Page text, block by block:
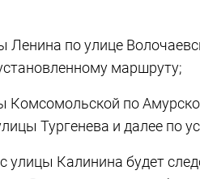
Ленина по улице
маршруту;
Комсомольской по
Тургенева и далее по
улицы Калинина будет